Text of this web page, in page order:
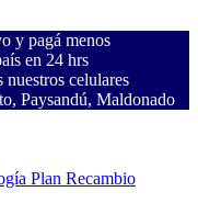
y pagá menos
en 24 hrs
nuestros celulares
Paysandú, Maldonado
Plan Recambio